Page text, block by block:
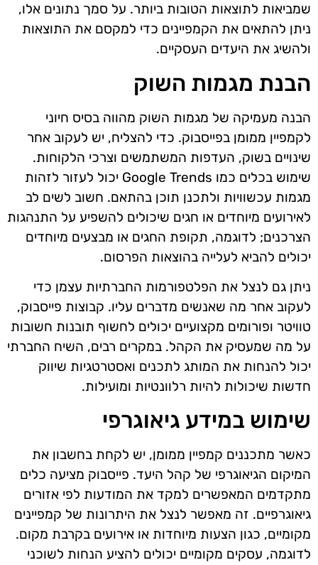
שמביאות לתוצאות הטובות ביותר. על סמך נתונים אלו,
ניתן להתאים את הקמפיינים כדי למקסם את התוצאות
ולהשיג את היעדים העסקיים.
הבנת מגמות השוק
הבנה מעמיקה של מגמות השוק מהווה בסיס חיוני
לקמפיין ממומן בפייסבוק. כדי להצליח, יש לעקוב אחר
שינויים בשוק, העדפות המשתמשים וצרכי הלקוחות.
שימוש בכלים כמו Google Trends יכול לעזור לזהות
מגמות עכשוויות ולתכנן תוכן בהתאם. חשוב לשים לב
לאירועים מיוחדים או חגים שיכולים להשפיע על התנהגות
הצרכנים; לדוגמה, תקופת החגים או מבצעים מיוחדים
יכולים להביא לעלייה בהוצאות הפרסום.
ניתן גם לנצל את הפלטפורמות החברתיות עצמן כדי
לעקוב אחר מה שאנשים מדברים עליו. קבוצות פייסבוק,
טוויטר ופורומים מקצועיים יכולים לחשוף תובנות חשובות
על מה שמעסיק את הקהל. במקרים רבים, השיח החברתי
יכול להנחות את המותג לתכנים ואסטרטגיות שיווק
חדשות שיכולות להיות רלוונטיות ומועילות.
שימוש במידע גיאוגרפי
כאשר מתכננים קמפיין ממומן, יש לקחת בחשבון את
המיקום הגיאוגרפי של קהל היעד. פייסבוק מציעה כלים
מתקדמים המאפשרים למקד את המודעות לפי אזורים
גיאוגרפיים. זה מאפשר לנצל את היתרונות של קמפיינים
מקומיים, כגון הצעות מיוחדות או אירועים בקרבת מקום.
לדוגמה, עסקים מקומיים יכולים להציע הנחות לשוכני